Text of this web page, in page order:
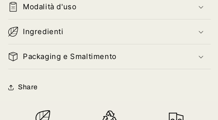
Modalità d'uso
Ingredienti
Packaging e Smaltimento
Share